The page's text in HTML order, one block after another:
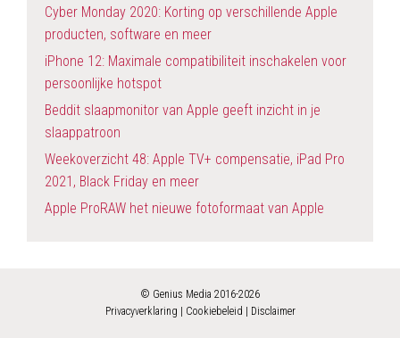
Cyber Monday 2020: Korting op verschillende Apple
producten, software en meer
iPhone 12: Maximale compatibiliteit inschakelen voor
persoonlijke hotspot
Beddit slaapmonitor van Apple geeft inzicht in je
slaappatroon
Weekoverzicht 48: Apple TV+ compensatie, iPad Pro
2021, Black Friday en meer
Apple ProRAW het nieuwe fotoformaat van Apple
© Genius Media 2016-2026
Privacyverklaring | Cookiebeleid | Disclaimer